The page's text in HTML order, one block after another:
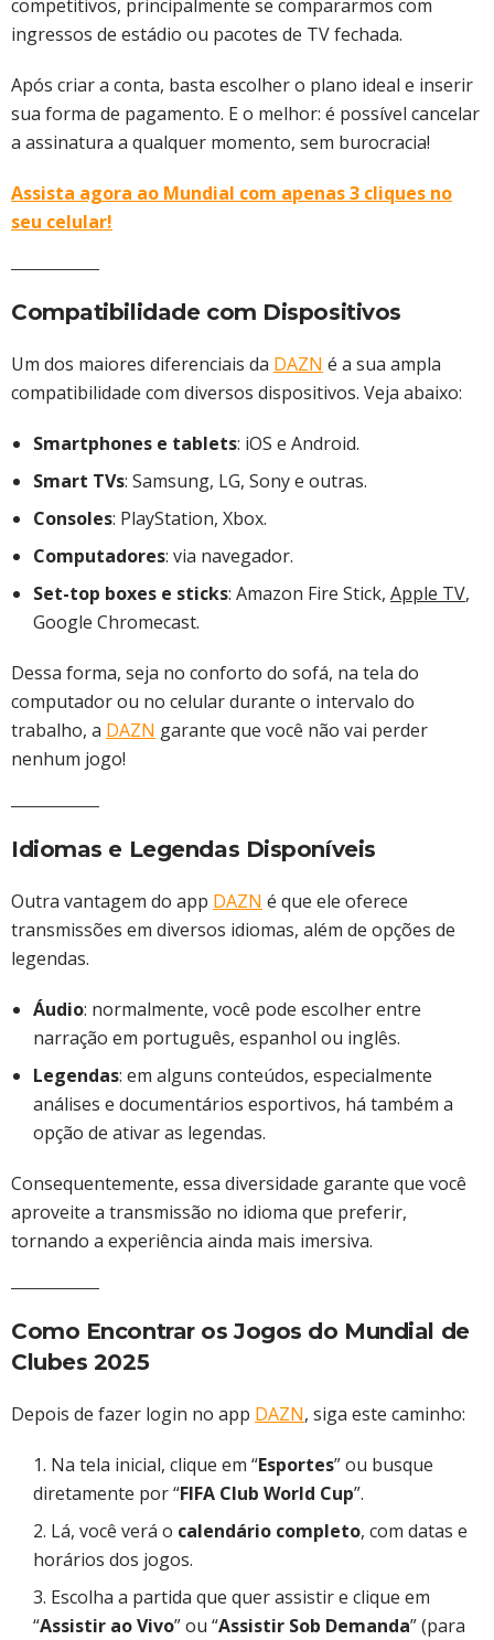
competitivos, principalmente se compararmos com
ingressos de estádio ou pacotes de TV fechada.
Após criar a conta, basta escolher o plano ideal e inserir
sua forma de pagamento. E o melhor: é possível cancelar
a assinatura a qualquer momento, sem burocracia!
Assista agora ao Mundial com apenas 3 cliques no
seu celular!
Compatibilidade com Dispositivos
Um dos maiores diferenciais da DAZN é a sua ampla
compatibilidade com diversos dispositivos. Veja abaixo:
Smartphones e tablets: iOS e Android.
Smart TVs: Samsung, LG, Sony e outras.
Consoles: PlayStation, Xbox.
Computadores: via navegador.
Set-top boxes e sticks: Amazon Fire Stick, Apple TV,
Google Chromecast.
Dessa forma, seja no conforto do sofá, na tela do
computador ou no celular durante o intervalo do
trabalho, a DAZN garante que você não vai perder
nenhum jogo!
Idiomas e Legendas Disponíveis
Outra vantagem do app DAZN é que ele oferece
transmissões em diversos idiomas, além de opções de
legendas.
Áudio: normalmente, você pode escolher entre
narração em português, espanhol ou inglês.
Legendas: em alguns conteúdos, especialmente
análises e documentários esportivos, há também a
opção de ativar as legendas.
Consequentemente, essa diversidade garante que você
aproveite a transmissão no idioma que preferir,
tornando a experiência ainda mais imersiva.
Como Encontrar os Jogos do Mundial de
Clubes 2025
Depois de fazer login no app DAZN, siga este caminho:
Na tela inicial, clique em “Esportes” ou busque
diretamente por “FIFA Club World Cup”.
Lá, você verá o calendário completo, com datas e
horários dos jogos.
Escolha a partida que quer assistir e clique em
“Assistir ao Vivo” ou “Assistir Sob Demanda” (para